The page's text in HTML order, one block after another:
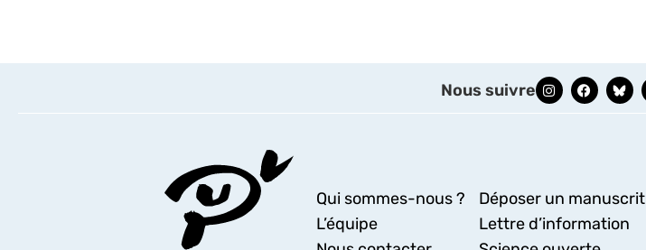
Nous suivre
Qui sommes-nous ?
L’équipe
Déposer un manuscrit
Lettre d’information